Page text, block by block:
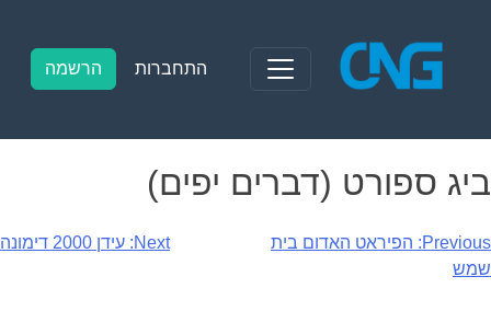
content
התחברות הרשמה
ביג ספורט (דברים יפים)
ניווט
Previous:
הפיראט האדום בית
שמש
Next: עידן 2000 דימונה